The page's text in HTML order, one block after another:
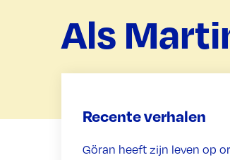
Als
Recente verhalen
Göran heeft zijn leven op